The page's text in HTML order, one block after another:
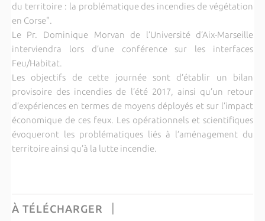
du territoire : la problématique des incendies de végétation
en Corse".
Le Pr. Dominique Morvan de l’Université d’Aix-Marseille
interviendra lors d’une conférence sur les interfaces
Feu/Habitat.
Les objectifs de cette journée sont d’établir un bilan
provisoire des incendies de l’été 2017, ainsi qu’un retour
d’expériences en termes de moyens déployés et sur l’impact
économique de ces feux. Les opérationnels et scientifiques
évoqueront les problématiques liés à l’aménagement du
territoire ainsi qu’à la lutte incendie.
À TÉLÉCHARGER